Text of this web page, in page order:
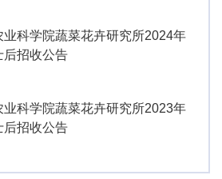
业科学院蔬菜花卉研究所2024年
后招收公告
业科学院蔬菜花卉研究所2023年
后招收公告